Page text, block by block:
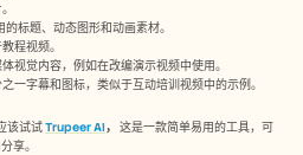
标题、动态图形和动画素材。
程视频。
视觉内容，例如在改编演示视频中使用。
一字幕和图标，类似于互动培训视频中的示例。
该试试 Trupeer AI，
这是一款简单易用的工具，可
享。